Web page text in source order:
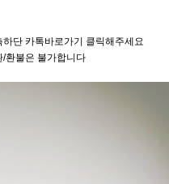
단 카톡바로가기 클릭해주세요
환불은 불가합니다